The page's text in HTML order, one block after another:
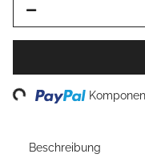
Beschreibung